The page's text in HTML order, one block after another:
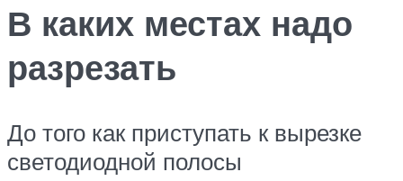
В каких местах надо
разрезать
До того как приступать к вырезке
светодиодной полосы